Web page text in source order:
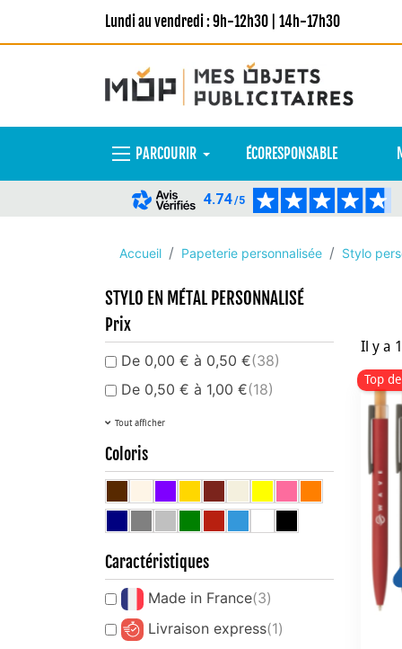
Lundi au vendredi : 9h-12h30 | 14h-17h30
PARCOURIR ÉCORESPONSABLE
4.74/5
Accueil Papeterie personnalisée Stylo
STYLO EN MÉTAL PERSONNALISÉ
Prix
De 0,00 € à 0,50 €(38)
De 0,50 € à 1,00 €(18)
Tout afficher
Coloris
Caractéristiques
Made in France(3)
Livraison express(1)
Il y a
Top